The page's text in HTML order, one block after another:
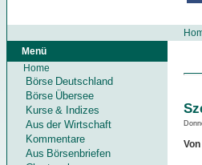
Menü
Home
Börse Deutschland
Börse Übersee
Kurse & Indizes
Aus der Wirtschaft
Kommentare
Aus Börsenbriefen